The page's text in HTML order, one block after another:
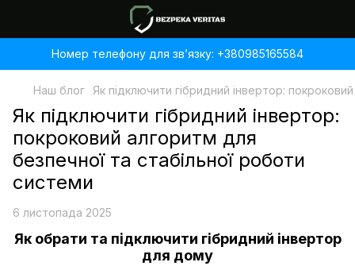
Номер телефону для звʼязку: +380985165584
Наш блог Як підключити гібридний інвертор:
Як підключити гібридний інвертор:
покроковий алгоритм для
безпечної та стабільної роботи
системи
6 листопада 2025
Як обрати та підключити гібридний інвертор
для дому